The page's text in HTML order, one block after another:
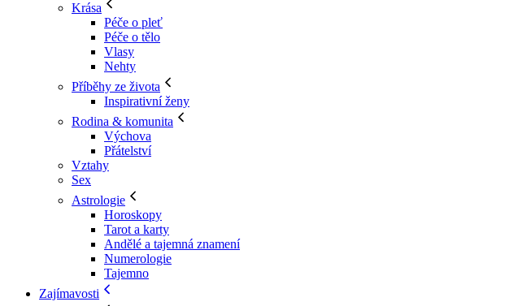
Krása
Péče o pleť
Péče o tělo
Vlasy
Nehty
Příběhy ze života
Inspirativní ženy
Rodina & komunita
Výchova
Přátelství
Vztahy
Sex
Astrologie
Horoskopy
Tarot a karty
Andělé a tajemná znamení
Numerologie
Tajemno
Zajímavosti